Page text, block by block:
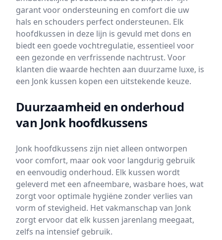
garant voor ondersteuning en comfort die uw
hals en schouders perfect ondersteunen. Elk
hoofdkussen in deze lijn is gevuld met dons en
biedt een goede vochtregulatie, essentieel voor
een gezonde en verfrissende nachtrust. Voor
klanten die waarde hechten aan duurzame luxe, is
een Jonk kussen kopen een uitstekende keuze.
Duurzaamheid en onderhoud
van Jonk hoofdkussens
Jonk hoofdkussens zijn niet alleen ontworpen
voor comfort, maar ook voor langdurig gebruik
en eenvoudig onderhoud. Elk kussen wordt
geleverd met een afneembare, wasbare hoes, wat
zorgt voor optimale hygiëne zonder verlies van
vorm of stevigheid. Het vakmanschap van Jonk
zorgt ervoor dat elk kussen jarenlang meegaat,
zelfs na intensief gebruik.